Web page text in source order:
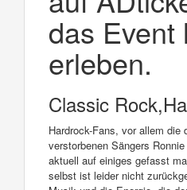
das Event
erleben.
Classic
Hardrock-Fans, vor allem die
verstorbenen Sängers
aktuell auf einiges gefasst
selbst ist leider nicht